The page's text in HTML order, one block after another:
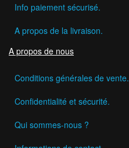
Info paiement sécurisé.
A propos de la livraison.
A propos de nous
Conditions générales de vente.
Confidentialité et sécurité.
Qui sommes-nous ?